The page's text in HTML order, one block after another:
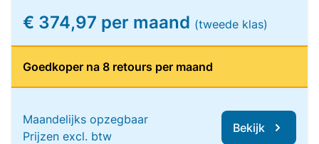
€ 374,97 per maand (tweede klas)
Goedkoper na 8 retours per maand
Maandelijks opzegbaar
Prijzen excl. btw
Bekijk